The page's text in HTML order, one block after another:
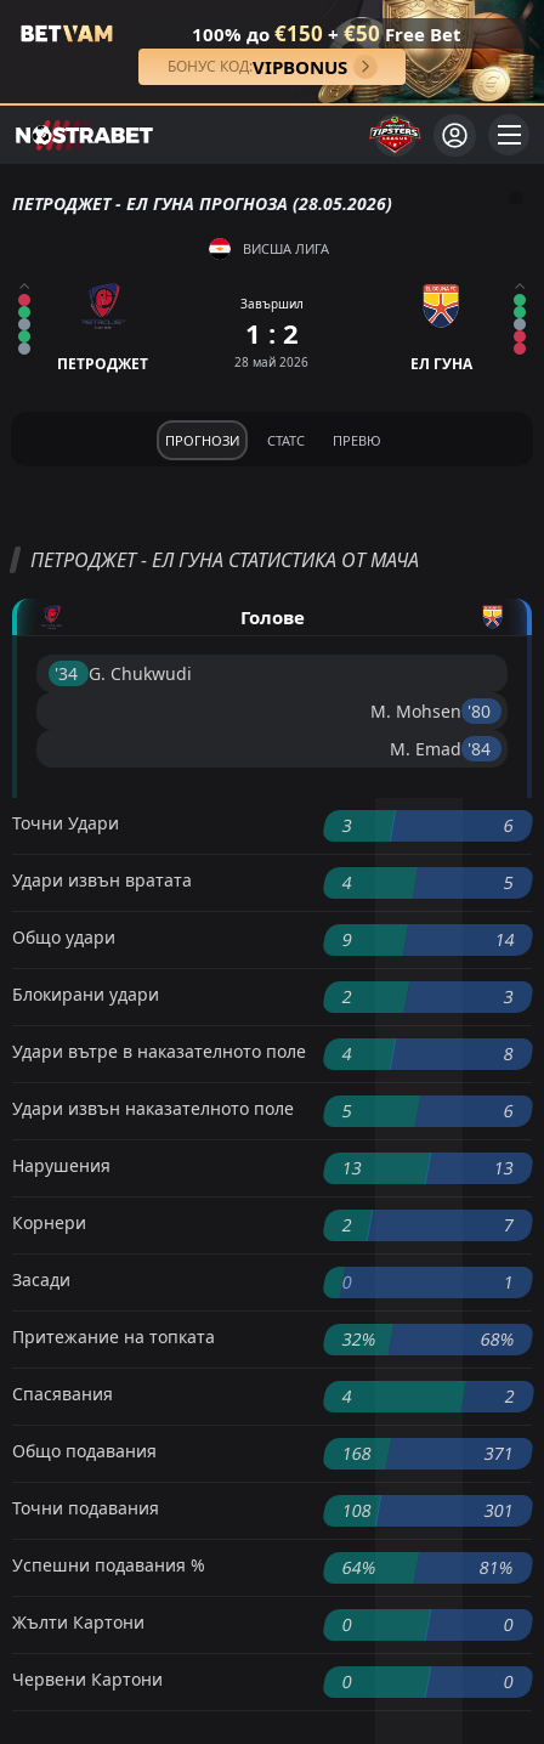
100% до €150 + €50Free Bet
БОНУС КОД:VIPBONUS
ПЕТРОДЖЕТ - ЕЛ ГУНА ПРОГНОЗА (28.05.2026)
ВИСША ЛИГА
ПЕТРОДЖЕТ
Завършил
1 : 2
28 май 2026 ЕЛ ГУНА
ПРОГНОЗИ СТАТС ПРЕВЮ
ПЕТРОДЖЕТ - ЕЛ ГУНА СТАТИСТИКА ОТ МАЧА
Голове
'34 ︎ G. Chukwudi
M. Mohsen '80 ︎
M. Emad '84 ︎
Точни Удари 3 6
Удари извън вратата 4 5
Общо удари 9 14
Блокирани удари 2 3
Удари вътре в наказателното поле 4 8
Удари извън наказателното поле 5 6
Нарушения 13 13
Корнери 2 7
Засади 0 1
Притежание на топката 32% 68%
Спасявания 4 2
Общо подавания 168 371
Точни подавания 108 301
Успешни подавания % 64% 81%
Жълти Картони 0 0
Червени Картони 0 0